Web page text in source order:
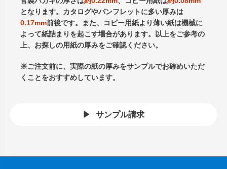
となります。カタログやパンフレットに多い厚みは
0.17mm前後です。また、コピー用紙より薄い紙は機械に
よって紙詰まりを起こす場合があります。以上をご参考の
上、お探しの用紙の厚みをご確認ください。
※ご注文前に、実際の紙の厚みをサンプルでお確めいただ
くことをおすすめしています。
サンプル請求